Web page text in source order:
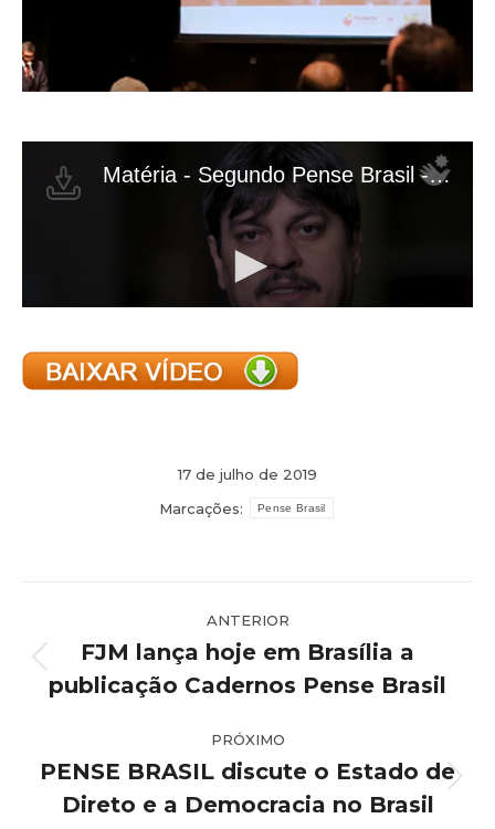
17 de julho de 2019
Marcações:
Pense Brasil
de
post:
ANTERIOR
anterior:
FJM lança hoje em Brasília a
publicação Cadernos Pense Brasil
PRÓXIMO
post:
PENSE BRASIL discute o Estado de
Direto e a Democracia no Brasil